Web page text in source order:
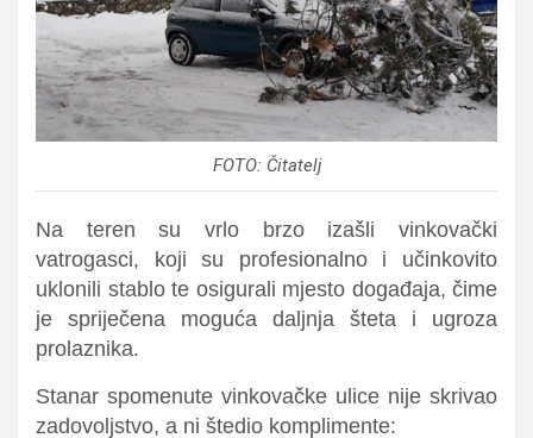
FOTO: Čitatelj
Na teren su vrlo brzo izašli vinkovački
vatrogasci, koji su profesionalno i učinkovito
uklonili stablo te osigurali mjesto događaja, čime
je spriječena moguća daljnja šteta i ugroza
prolaznika.
Stanar spomenute vinkovačke ulice nije skrivao
zadovoljstvo, a ni štedio komplimente: